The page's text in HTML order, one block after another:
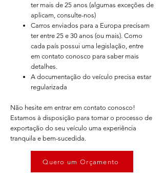
ter mais de 25 anos (algumas exceções de
aplicam, consulte-nos)
Carros enviados para a Europa precisam
ter entre 25 e 30 anos (ou mais). Como
cada país possui uma legislação, entre
em contato conosco para saber mais
detalhes.
A documentação do veículo precisa estar
regularizada
Não hesite em entrar em contato conosco!
Estamos à disposição para tornar o processo de
exportação do seu veículo uma experiência
tranquila e bem-sucedida.
Quero um Orçamento